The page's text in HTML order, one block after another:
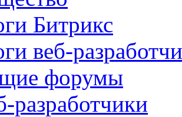
Битрикс
веб-
форумы
разработчики